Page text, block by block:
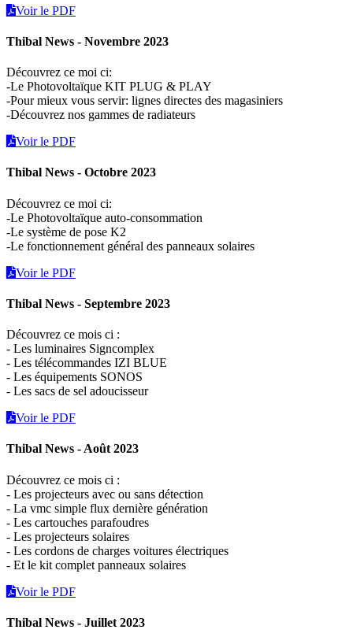
Voir le PDF
Thibal News - Novembre 2023
Découvrez ce moi ci:
-Le Photovoltaïque KIT PLUG & PLAY
-Pour mieux vous servir: lignes directes des magasiniers
-Découvrez nos gammes de radiateurs
Voir le PDF
Thibal News - Octobre 2023
Découvrez ce moi ci:
-Le Photovoltaïque auto-consommation
-Le système de pose K2
-Le fonctionnement général des panneaux solaires
Voir le PDF
Thibal News - Septembre 2023
Découvrez ce mois ci :
- Les luminaires Signcomplex
- Les télécommandes IZI BLUE
- Les équipements SONOS
- Les sacs de sel adoucisseur
Voir le PDF
Thibal News - Août 2023
Découvrez ce mois ci :
- Les projecteurs avec ou sans détection
- La vmc simple flux dernière génération
- Les cartouches parafoudres
- Les projecteurs solaires
- Les cordons de charges voitures électriques
- Et le kit complet panneaux solaires
Voir le PDF
Thibal News - Juillet 2023